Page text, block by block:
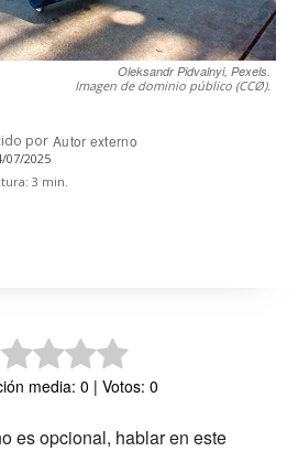
Oleksandr Pidvalnyi, Pexels.
Imagen de dominio público (CCØ).
por Autor externo
07/2025
3 min.
media: 0 | Votos: 0
es opcional, hablar en este